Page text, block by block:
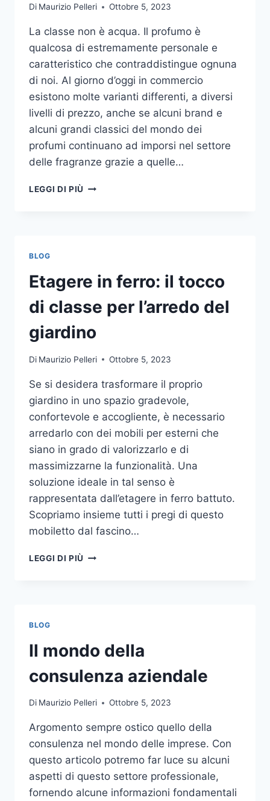
Di Maurizio Pelleri Ottobre 5, 2023
La classe non è acqua. Il profumo è
qualcosa di estremamente personale e
caratteristico che contraddistingue ognuna
di noi. Al giorno d’oggi in commercio
esistono molte varianti differenti, a diversi
livelli di prezzo, anche se alcuni brand e
alcuni grandi classici del mondo dei
profumi continuano ad imporsi nel settore
delle fragranze grazie a quelle…
LEGGI DI PIÙ
BLOG
Etagere in ferro: il tocco
di classe per l’arredo del
giardino
Di Maurizio Pelleri Ottobre 5, 2023
Se si desidera trasformare il proprio
giardino in uno spazio gradevole,
confortevole e accogliente, è necessario
arredarlo con dei mobili per esterni che
siano in grado di valorizzarlo e di
massimizzarne la funzionalità. Una
soluzione ideale in tal senso è
rappresentata dall’etagere in ferro battuto.
Scopriamo insieme tutti i pregi di questo
mobiletto dal fascino…
LEGGI DI PIÙ ETAGERE
PER
L’ARREDO
GIARDINO
BLOG
Il mondo della
consulenza aziendale
Di Maurizio Pelleri Ottobre 5, 2023
Argomento sempre ostico quello della
consulenza nel mondo delle imprese. Con
questo articolo potremo far luce su alcuni
aspetti di questo settore professionale,
fornendo alcune informazioni fondamentali